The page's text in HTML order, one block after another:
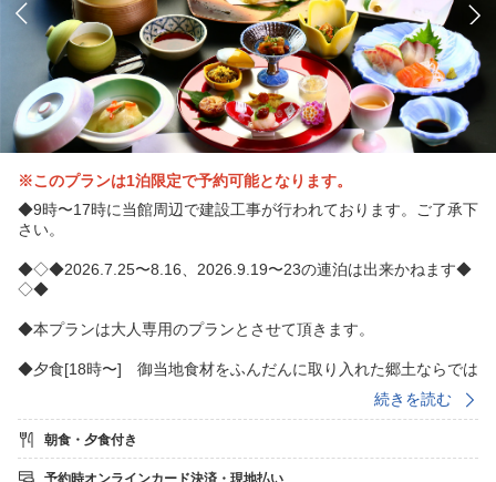
※このプランは1泊限定で予約可能となります。
◆9時〜17時に当館周辺で建設工事が行われております。ご了承下
さい。
◆◇◆2026.7.25〜8.16、2026.9.19〜23の連泊は出来かねます◆
◇◆
◆本プランは大人専用のプランとさせて頂きます。
◆夕食[18時〜] 御当地食材をふんだんに取り入れた郷土ならでは
会席料理。(豊後牛、刺身、地獄蒸し、鳥天、だんご汁、地獄蒸し
プリン他12品) ※年末年始は年末年始用メニューに致します。
夕食お部屋食サービス(無料)あり
お部屋食のお食事開始時間は１８時とさせて頂きます。
続きを読む
朝食・夕食付き
予約時オンラインカード決済・現地払い